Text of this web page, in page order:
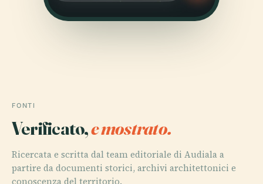
FONTI
Verificato,e mostrato.
Ricercata e scritta dal team editoriale di Audiala a
partire da documenti storici, archivi architettonici e
conoscenza del territorio.